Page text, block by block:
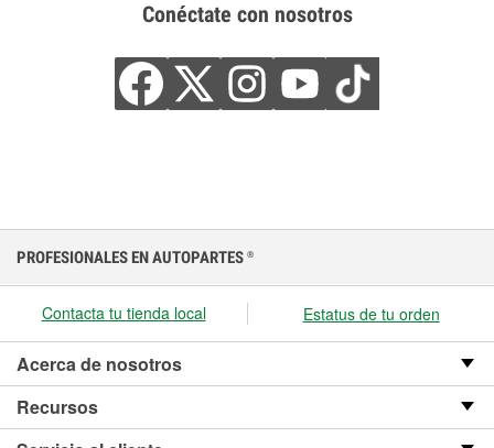
Conéctate con nosotros
PROFESIONALES EN AUTOPARTES ®
Contacta tu tienda local Estatus de tu orden
Acerca de nosotros
Recursos